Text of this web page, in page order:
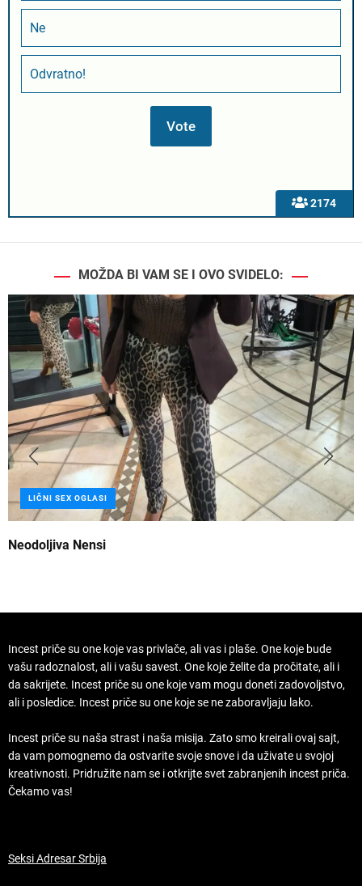
2174
Ne
Odvratno!
MOŽDA BI VAM SE I OVO SVIDELO:
LIČNI SEX OGLASI
Neodoljiva Nensi
Incest priče su one koje vas privlače, ali vas i plaše. One koje bude
vašu radoznalost, ali i vašu savest. One koje želite da pročitate, ali i
da sakrijete. Incest priče su one koje vam mogu doneti zadovoljstvo,
ali i posledice. Incest priče su one koje se ne zaboravljaju lako.
Incest priče su naša strast i naša misija. Zato smo kreirali ovaj sajt,
da vam pomognemo da ostvarite svoje snove i da uživate u svojoj
kreativnosti. Pridružite nam se i otkrijte svet zabranjenih incest priča.
Čekamo vas!
Seksi Adresar Srbija